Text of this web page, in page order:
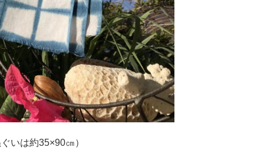
いは約35×90㎝）